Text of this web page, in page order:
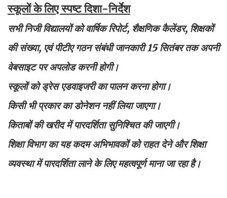
स्कूलों के लिए स्पष्ट दिशा-निर्देश
सभी निजी विद्यालयों को वार्षिक रिपोर्ट, शैक्षणिक कैलेंडर, शिक्षकों
की संख्या, एवं पीटीए गठन संबंधी जानकारी 15 सितंबर तक अपनी
वेबसाइट पर अपलोड करनी होगी।
स्कूलों को ड्रेस एडवाइजरी का पालन करना होगा।
किसी भी प्रकार का डोनेशन नहीं लिया जाएगा।
किताबों की खरीद में पारदर्शिता सुनिश्चित की जाएगी।
शिक्षा विभाग का यह कदम अभिभावकों को राहत देने और शिक्षा
व्यवस्था में पारदर्शिता लाने के लिए महत्वपूर्ण माना जा रहा है।